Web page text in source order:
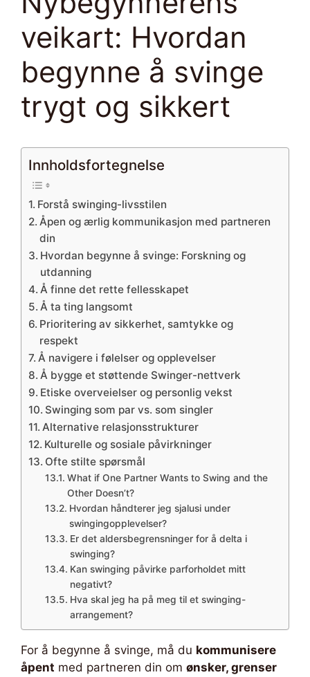
veikart: Hvordan
begynne å svinge
trygt og sikkert
Innholdsfortegnelse
Forstå swinging-livsstilen
Åpen og ærlig kommunikasjon med partneren
din
Hvordan begynne å svinge: Forskning og
utdanning
Å finne det rette fellesskapet
Å ta ting langsomt
Prioritering av sikkerhet, samtykke og
respekt
Å navigere i følelser og opplevelser
Å bygge et støttende Swinger-nettverk
Etiske overveielser og personlig vekst
Swinging som par vs. som singler
Alternative relasjonsstrukturer
Kulturelle og sosiale påvirkninger
Ofte stilte spørsmål
What if One Partner Wants to Swing and the
Other Doesn’t?
Hvordan håndterer jeg sjalusi under
swingingopplevelser?
Er det aldersbegrensninger for å delta i
swinging?
Kan swinging påvirke parforholdet mitt
negativt?
Hva skal jeg ha på meg til et swinging-
arrangement?
For å begynne å svinge, må du kommunisere
åpent med partneren din om ønsker, grenser